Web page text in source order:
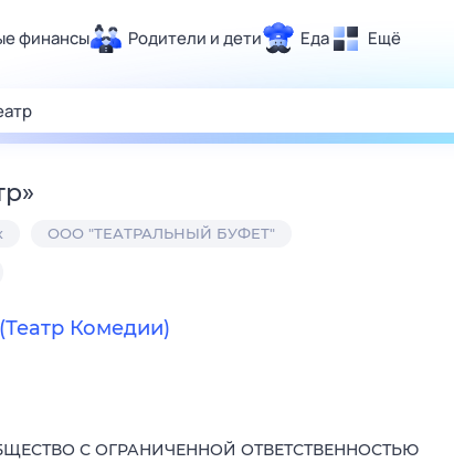
финансы Родители и дети Еда Ещё
Развлечения и отдых
Карьера
»
ООО "ТЕАТРАЛЬНЫЙ БУФЕТ"
Комедии)
С ОГРАНИЧЕННОЙ ОТВЕТСТВЕННОСТЬЮ